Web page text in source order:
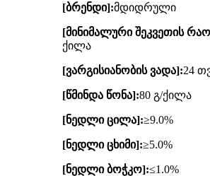
[ბრენდი]:მდიდრული
[მინიმალური შეკვეთის
ქილა
[ვარგისიანობის ვადა]:24
[წმინდა წონა]:80 გ/ქილა
[ნედლი ცილა]:≥9.0%
[ნედლი ცხიმი]:≥5.0%
[ნედლი ბოჭკო]:≤1.0%